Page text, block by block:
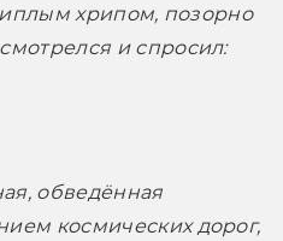
хрипом, позорно
и спросил:
обведённая
космических дорог,